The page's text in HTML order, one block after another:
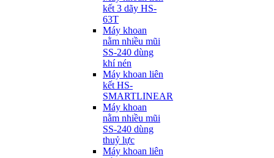
kết 3 dãy HS-
63T
Máy khoan
nằm nhiều mũi
SS-240 dùng
khí nén
Máy khoan liên
kết HS-
SMARTLINEAR
Máy khoan
nằm nhiều mũi
SS-240 dùng
thuỷ lực
Máy khoan liên